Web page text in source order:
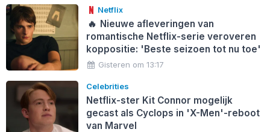
Netflix
🔥 Nieuwe afleveringen van
romantische Netflix-serie veroveren
koppositie: 'Beste seizoen tot nu toe'
Gisteren om 13:17
Celebrities
Netflix-ster Kit Connor mogelijk
gecast als Cyclops in 'X-Men'-reboot
van Marvel